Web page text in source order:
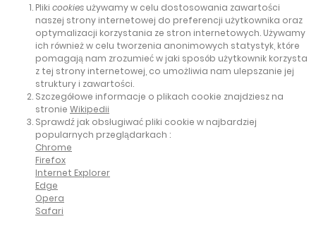
Pliki cookies używamy w celu dostosowania zawartości
naszej strony internetowej do preferencji użytkownika oraz
optymalizacji korzystania ze stron internetowych. Używamy
ich również w celu tworzenia anonimowych statystyk, które
pomagają nam zrozumieć w jaki sposób użytkownik korzysta
z tej strony internetowej, co umożliwia nam ulepszanie jej
struktury i zawartości.
Szczegółowe informacje o plikach cookie znajdziesz na
stronie Wikipedii
Sprawdź jak obsługiwać pliki cookie w najbardziej
popularnych przeglądarkach :
Chrome
Firefox
Internet Explorer
Edge
Opera
Safari